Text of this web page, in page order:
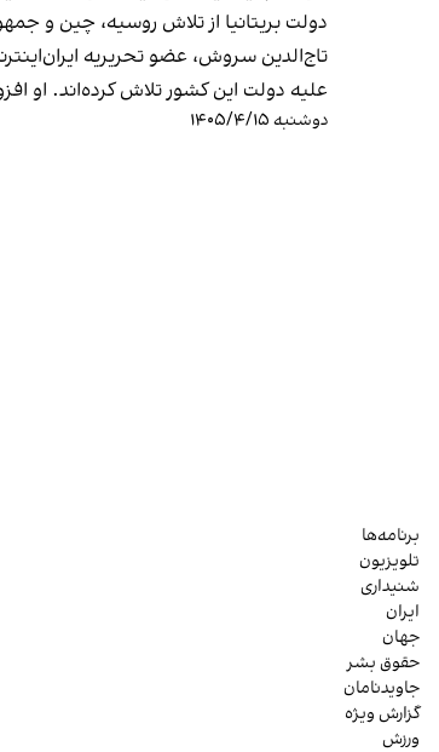
دولت بریتانیا از تلاش روسیه، چین و
تاج‌الدین سروش، عضو تحریریه
علیه دولت این کشور تلاش کرده‌اند. او
دوشنبه ۱۴۰۵/۴/۱۵
برنامه‌ها
تلویزیون
شنیداری
ایران
جهان
حقوق بشر
جاویدنامان
گزارش ویژه
ورزش